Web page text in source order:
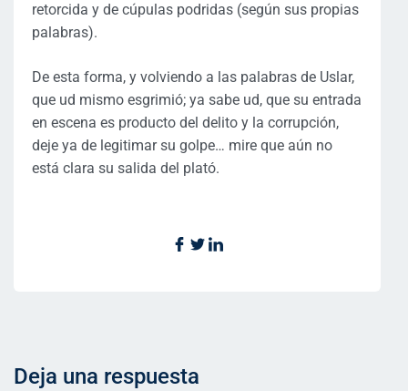
retorcida y de cúpulas podridas (según sus propias
palabras).
De esta forma, y volviendo a las palabras de Uslar,
que ud mismo esgrimió; ya sabe ud, que su entrada
en escena es producto del delito y la corrupción,
deje ya de legitimar su golpe… mire que aún no
está clara su salida del plató.
Deja una respuesta